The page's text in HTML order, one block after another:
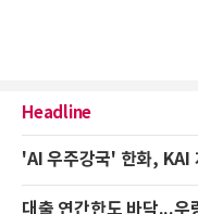
Headline
'AI 우주강국' 한화, KAI